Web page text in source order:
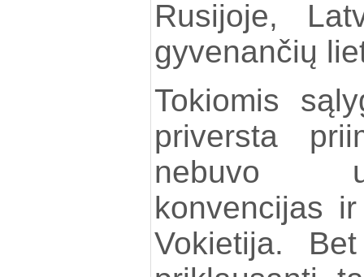
Rusijoje,
gyvenančių
Tokiomis
priversta
nebuvo
konvencijas
Vokietija.